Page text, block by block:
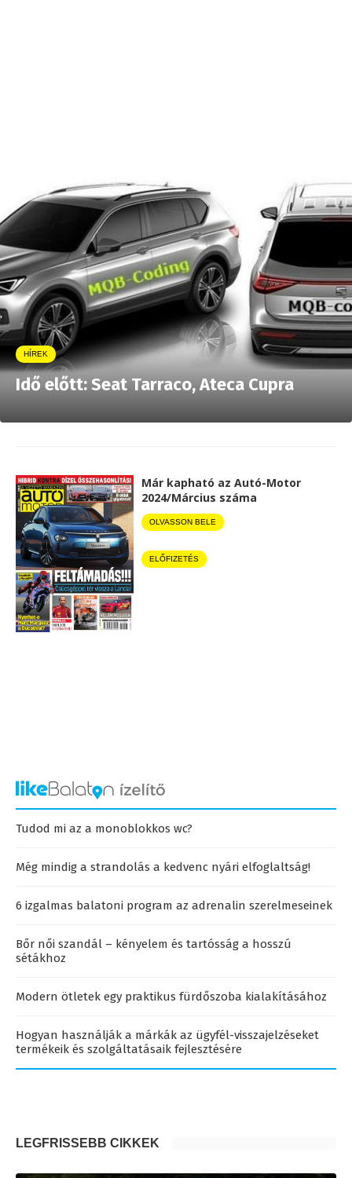
HÍREK
Idő előtt: Seat Tarraco, Ateca Cupra
Már kapható az Autó-Motor
2024/Március száma
OLVASSON BELE
ELŐFIZETÉS
Tudod mi az a monoblokkos wc?
Még mindig a strandolás a kedvenc nyári elfoglaltság!
6 izgalmas balatoni program az adrenalin szerelmeseinek
Bőr női szandál – kényelem és tartósság a hosszú
sétákhoz
Modern ötletek egy praktikus fürdőszoba kialakításához
Hogyan használják a márkák az ügyfél-visszajelzéseket
termékeik és szolgáltatásaik fejlesztésére
LEGFRISSEBB CIKKEK